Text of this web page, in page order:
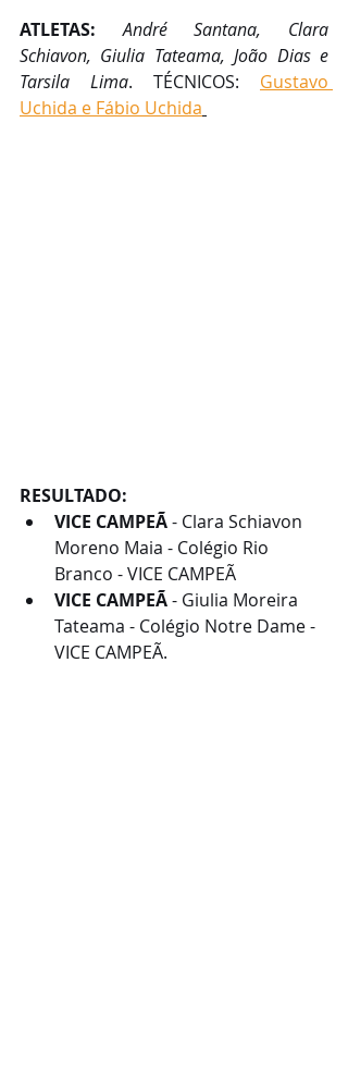
ATLETAS:
André Santana, Clara
Schiavon, Giulia Tateama, João Dias e
Tarsila Lima. TÉCNICOS: Gustavo
Uchida e Fábio Uchida
RESULTADO:
VICE CAMPEÃ - Clara Schiavon
Moreno Maia - Colégio Rio
Branco - VICE CAMPEÃ
VICE CAMPEÃ - Giulia Moreira
Tateama - Colégio Notre Dame -
VICE CAMPEÃ.